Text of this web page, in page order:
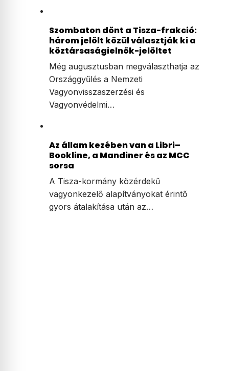
Szombaton dönt a Tisza-frakció:
három jelölt közül választják ki a
köztársaságielnök-jelöltet
Még augusztusban megválaszthatja az
Országgyűlés a Nemzeti
Vagyonvisszaszerzési és
Vagyonvédelmi…
Az állam kezében van a Libri–
Bookline, a Mandiner és az MCC
sorsa
A Tisza-kormány közérdekű
vagyonkezelő alapítványokat érintő
gyors átalakítása után az…